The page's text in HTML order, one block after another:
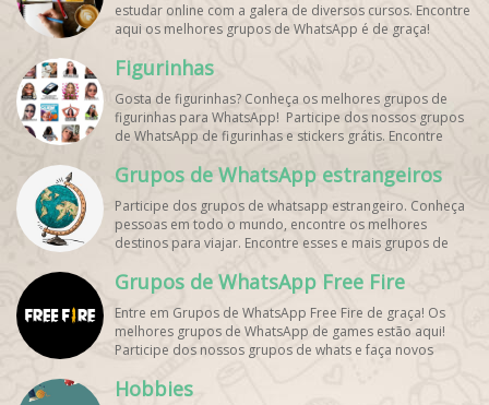
estudar online com a galera de diversos cursos. Encontre
aqui os melhores grupos de WhatsApp é de graça!
Figurinhas
Gosta de figurinhas? Conheça os melhores grupos de
figurinhas para WhatsApp! Participe dos nossos grupos
de WhatsApp de figurinhas e stickers grátis. Encontre
perfil!
Grupos de WhatsApp estrangeiros
Participe dos grupos de whatsapp estrangeiro. Conheça
pessoas em todo o mundo, encontre os melhores
destinos para viajar. Encontre esses e mais grupos de
Grupos de WhatsApp Free Fire
Entre em Grupos de WhatsApp Free Fire de graça! Os
melhores grupos de WhatsApp de games estão aqui!
Participe dos nossos grupos de whats e faça novos
Hobbies